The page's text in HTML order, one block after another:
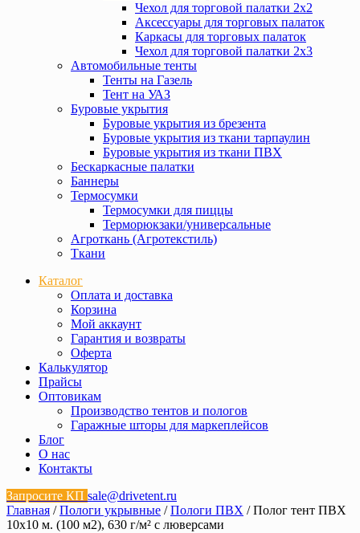
Чехол для торговой палатки 2х2
Аксессуары для торговых палаток
Каркасы для торговых палаток
Чехол для торговой палатки 2х3
Автомобильные тенты
Тенты на Газель
Тент на УАЗ
Буровые укрытия
Буровые укрытия из брезента
Буровые укрытия из ткани тарпаулин
Буровые укрытия из ткани ПВХ
Бескаркасные палатки
Баннеры
Термосумки
Термосумки для пиццы
Терморюкзаки/универсальные
Агроткань (Агротекстиль)
Ткани
Каталог
Оплата и доставка
Корзина
Мой аккаунт
Гарантия и возвраты
Оферта
Калькулятор
Прайсы
Оптовикам
Производство тентов и пологов
Гаражные шторы для маркеплейсов
Блог
О нас
Контакты
Запросите КП sale@drivetent.ru
Главная /Пологи укрывные /Пологи ПВХ / Полог тент ПВХ
10х10 м. (100 м2), 630 г/м² с люверсами